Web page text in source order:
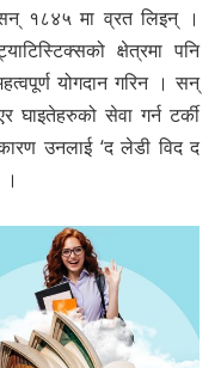
सन् १८४५ मा व्रत लिइन् ।
क्षेत्रमा पनि
योगदान गरिन । सन्
घाइतेहरुको सेवा गर्न टर्की
उनलाई ‘द लेडी विद द
।